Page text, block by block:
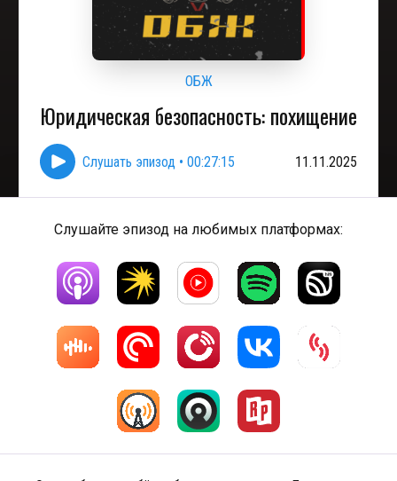
ОБЖ
Юридическая безопасность: похищение
Слушать эпизод • 00:27:15 11.11.2025
Слушайте эпизод на любимых платформах: